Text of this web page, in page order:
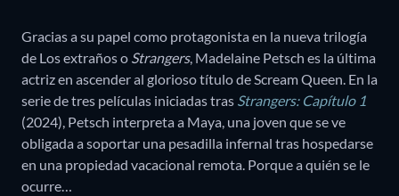
Gracias a su papel como protagonista en la nueva trilogía
de Los extraños o Strangers, Madelaine Petsch es la última
actriz en ascender al glorioso título de Scream Queen. En la
serie de tres películas iniciadas tras Strangers: Capítulo 1
(2024), Petsch interpreta a Maya, una joven que se ve
obligada a soportar una pesadilla infernal tras hospedarse
en una propiedad vacacional remota. Porque a quién se le
ocurre…